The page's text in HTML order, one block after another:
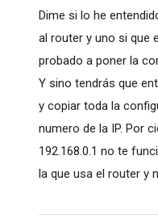
Dime si lo he
al router y uno si que
probado a poner la
Y sino tendrás que
y copiar toda la
numero de la IP. Por
192.168.0.1 no te
la que usa el router y